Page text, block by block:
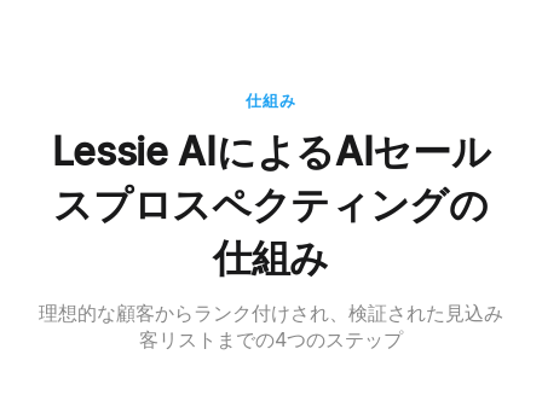
仕組み
Lessie AIによるAIセール
スプロスペクティングの
仕組み
理想的な顧客からランク付けされ、検証された見込み
客リストまでの4つのステップ